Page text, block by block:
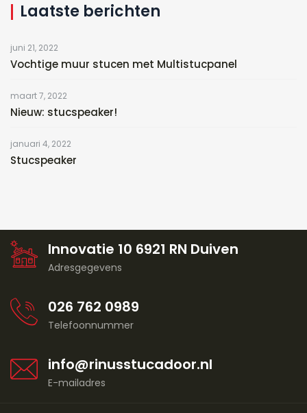
Laatste berichten
juni 21, 2022
Vochtige muur stucen met Multistucpanel
maart 7, 2022
Nieuw: stucspeaker!
januari 4, 2022
Stucspeaker
Innovatie 10 6921 RN Duiven
Adresgegevens
026 762 0989
Telefoonnummer
info@rinusstucadoor.nl
E-mailadres